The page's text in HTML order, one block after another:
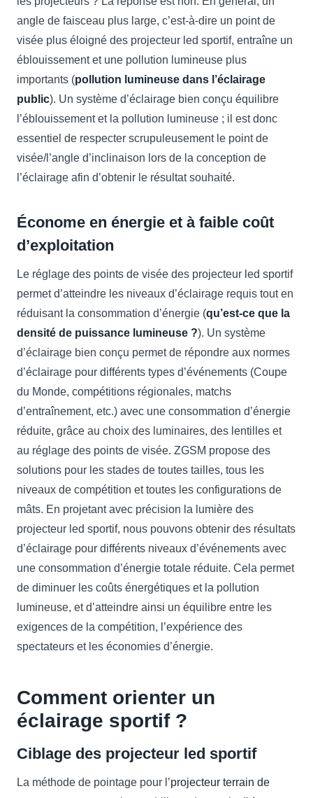
angle de faisceau plus large, c’est-à-dire un point de
visée plus éloigné des projecteur led sportif, entraîne un
éblouissement et une pollution lumineuse plus
importants (pollution lumineuse dans l’éclairage
public). Un système d’éclairage bien conçu équilibre
l’éblouissement et la pollution lumineuse ; il est donc
essentiel de respecter scrupuleusement le point de
visée/l’angle d’inclinaison lors de la conception de
l’éclairage afin d’obtenir le résultat souhaité.
Économe en énergie et à faible coût
d’exploitation
Le réglage des points de visée des projecteur led sportif
permet d’atteindre les niveaux d’éclairage requis tout en
réduisant la consommation d’énergie (qu’est-ce que la
densité de puissance lumineuse ?). Un système
d’éclairage bien conçu permet de répondre aux normes
d’éclairage pour différents types d’événements (Coupe
du Monde, compétitions régionales, matchs
d’entraînement, etc.) avec une consommation d’énergie
réduite, grâce au choix des luminaires, des lentilles et
au réglage des points de visée. ZGSM propose des
solutions pour les stades de toutes tailles, tous les
niveaux de compétition et toutes les configurations de
mâts. En projetant avec précision la lumière des
projecteur led sportif, nous pouvons obtenir des résultats
d’éclairage pour différents niveaux d’événements avec
une consommation d’énergie totale réduite. Cela permet
de diminuer les coûts énergétiques et la pollution
lumineuse, et d’atteindre ainsi un équilibre entre les
exigences de la compétition, l’expérience des
spectateurs et les économies d’énergie.
Comment orienter un
éclairage sportif ?
Ciblage des projecteur led sportif
La méthode de pointage pour l’projecteur terrain de